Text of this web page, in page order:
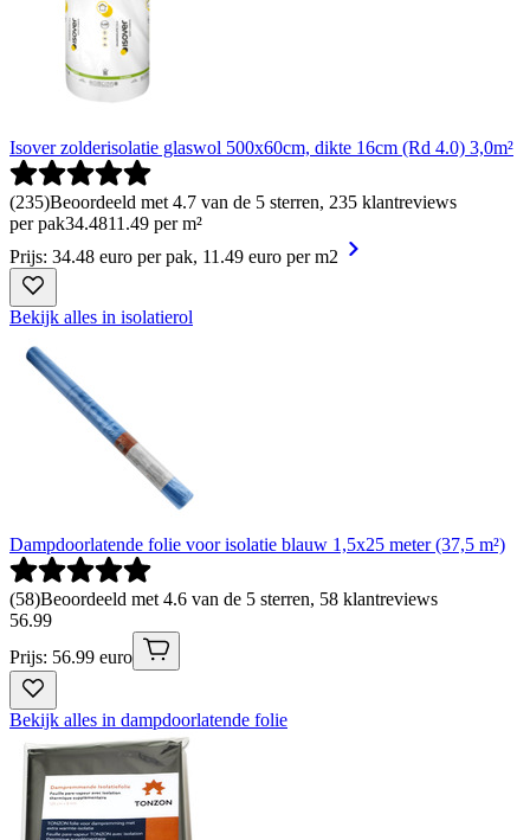
Isover zolderisolatie glaswol 500x60cm, dikte 16cm (Rd 4.0) 3,0m²
(235)Beoordeeld met 4.7 van de 5 sterren, 235 klantreviews
per pak34.4811.49 per m²
Prijs: 34.48 euro per pak, 11.49 euro per m2
Bekijk alles in isolatierol
Dampdoorlatende folie voor isolatie blauw 1,5x25 meter (37,5 m²)
(58)Beoordeeld met 4.6 van de 5 sterren, 58 klantreviews
56.99
Prijs: 56.99 euro
Bekijk alles in dampdoorlatende folie